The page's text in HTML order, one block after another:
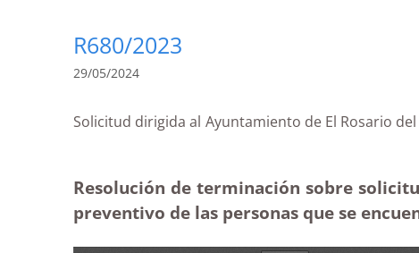
R680/2023
29/05/2024
Solicitud dirigida al Ayuntamiento de El Rosario
Resolución de terminación sobre
preventivo de las personas que se